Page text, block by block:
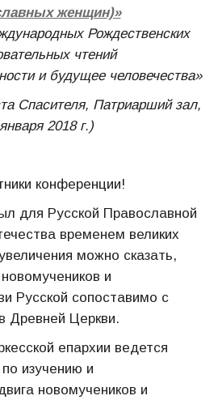
женщин)»
Рождественских
чтений
и будущее человечества»
Спасителя, Патриарший зал,
2018 г.)
конференции!
для Русской Православной
временем великих
можно сказать,
и
Русской сопоставимо с
Древней Церкви.
епархии ведется
изучению и
новомучеников и